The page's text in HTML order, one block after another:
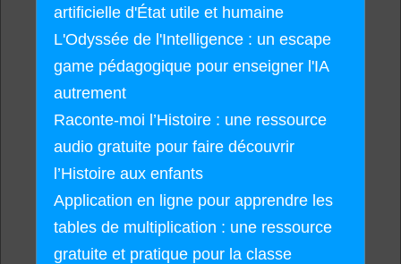
artificielle d'État utile et humaine
L'Odyssée de l'Intelligence : un escape
game pédagogique pour enseigner l'IA
autrement
Raconte-moi l’Histoire : une ressource
audio gratuite pour faire découvrir
l’Histoire aux enfants
Application en ligne pour apprendre les
tables de multiplication : une ressource
gratuite et pratique pour la classe